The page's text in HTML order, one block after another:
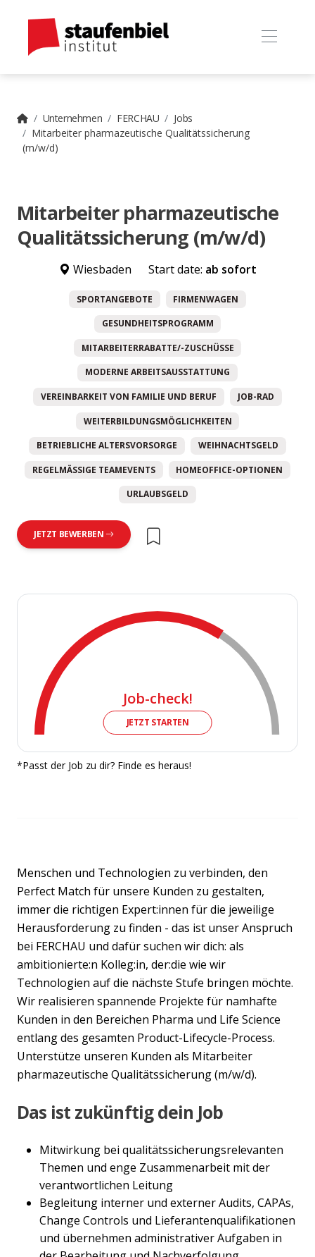
Unternehmen FERCHAU
Jobs
Mitarbeiter pharmazeutische Qualitätssicherung
(m/w/d)
Mitarbeiter pharmazeutische
Qualitätssicherung (m/w/d)
Wiesbaden Start date: ab sofort
SPORTANGEBOTE FIRMENWAGEN
GESUNDHEITSPROGRAMM
MITARBEITERRABATTE/-ZUSCHÜSSE
MODERNE ARBEITSAUSSTATTUNG
VEREINBARKEIT VON FAMILIE UND BERUF JOB-RAD
WEITERBILDUNGSMÖGLICHKEITEN
BETRIEBLICHE ALTERSVORSORGE WEIHNACHTSGELD
REGELMÄSSIGE TEAMEVENTS HOMEOFFICE-OPTIONEN
URLAUBSGELD
JETZT BEWERBEN
Job-check!
JETZT STARTEN
*Passt der Job zu dir? Finde es heraus!
Menschen und Technologien zu verbinden, den
Perfect Match für unsere Kunden zu gestalten,
immer die richtigen Expert:innen für die jeweilige
Herausforderung zu finden - das ist unser Anspruch
bei FERCHAU und dafür suchen wir dich: als
ambitionierte:n Kolleg:in, der:die wie wir
Technologien auf die nächste Stufe bringen möchte.
Wir realisieren spannende Projekte für namhafte
Kunden in den Bereichen Pharma und Life Science
entlang des gesamten Product-Lifecycle-Process.
Unterstütze unseren Kunden als Mitarbeiter
pharmazeutische Qualitätssicherung (m/w/d).
Das ist zukünftig dein Job
Mitwirkung bei qualitätssicherungsrelevanten
Themen und enge Zusammenarbeit mit der
verantwortlichen Leitung
Begleitung interner und externer Audits, CAPAs,
Change Controls und Lieferantenqualifikationen
und übernehmen administrativer Aufgaben in